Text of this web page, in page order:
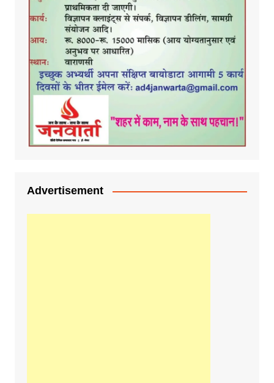
Advertisement